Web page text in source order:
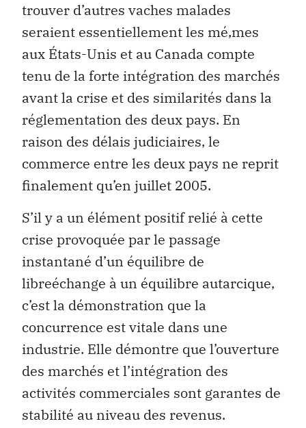
trouver d’autres vaches malades
seraient essentiellement les mé‚mes
aux États-Unis et au Canada compte
tenu de la forte intégration des marchés
avant la crise et des similarités dans la
réglementation des deux pays. En
raison des délais judiciaires, le
commerce entre les deux pays ne reprit
finalement qu’en juillet 2005.
S’il y a un élément positif relié à cette
crise provoquée par le passage
instantané d’un équilibre de
libreéchange à un équilibre autarcique,
c’est la démonstration que la
concurrence est vitale dans une
industrie. Elle démontre que l’ouverture
des marchés et l’intégration des
activités commerciales sont garantes de
stabilité au niveau des revenus.